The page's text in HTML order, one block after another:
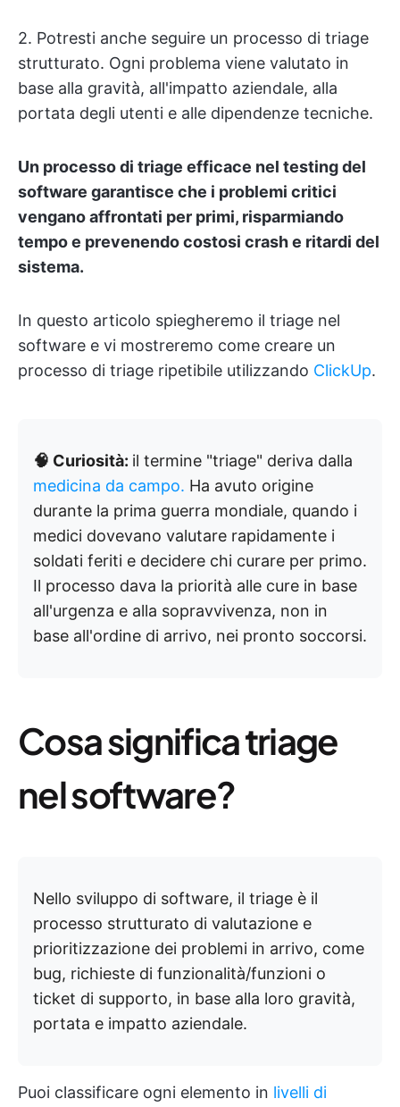
2. Potresti anche seguire un processo di triage
strutturato. Ogni problema viene valutato in
base alla gravità, all'impatto aziendale, alla
portata degli utenti e alle dipendenze tecniche.
Un processo di triage efficace nel testing del
software garantisce che i problemi critici
vengano affrontati per primi, risparmiando
tempo e prevenendo costosi crash e ritardi del
sistema.
In questo articolo spiegheremo il triage nel
software e vi mostreremo come creare un
processo di triage ripetibile utilizzando ClickUp.
🧠 Curiosità: il termine "triage" deriva dalla
medicina da campo. Ha avuto origine
durante la prima guerra mondiale, quando i
medici dovevano valutare rapidamente i
soldati feriti e decidere chi curare per primo.
Il processo dava la priorità alle cure in base
all'urgenza e alla sopravvivenza, non in
base all'ordine di arrivo, nei pronto soccorsi.
Cosa significa triage
nel software?
Nello sviluppo di software, il triage è il
processo strutturato di valutazione e
prioritizzazione dei problemi in arrivo, come
bug, richieste di funzionalità/funzioni o
ticket di supporto, in base alla loro gravità,
portata e impatto aziendale.
Puoi classificare ogni elemento in livelli di